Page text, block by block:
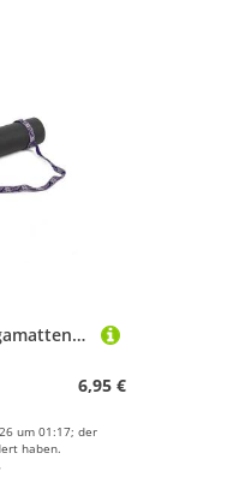
bodhi Yogamatte Yogamatten-Tragegurt lila
6,95 €
um 01:17; der
haben.